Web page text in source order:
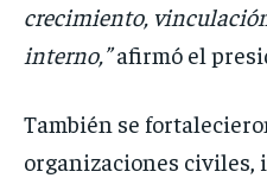
crecimiento,
interno,”afirmó el
También se
organizaciones